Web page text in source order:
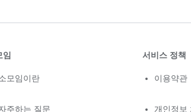
임
모임이란
주하는 질문
서비스 정책
이용약관
개인정보